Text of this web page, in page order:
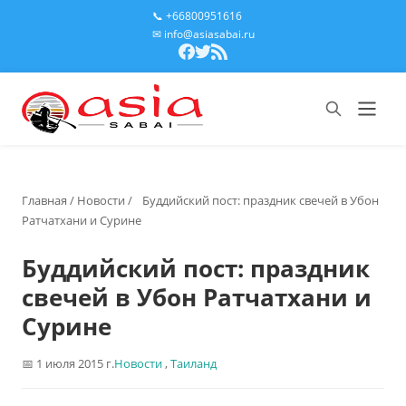
📞 +66800951616
✉ info@asiasabai.ru
Главная / Новости /
Буддийский пост: праздник свечей в Убон
Ратчатхани и Сурине
Буддийский пост: праздник
свечей в Убон Ратчатхани и
Сурине
1 июля 2015 г.Новости,Таиланд